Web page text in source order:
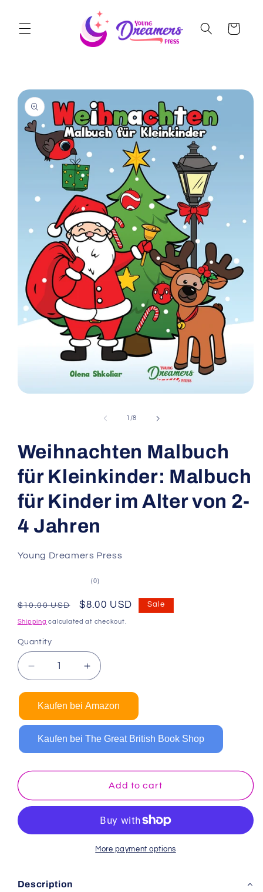
Cart
Skip to
product
information
/of
8
Weihnachten Malbuch
für Kleinkinder: Malbuch
für Kinder im Alter von 2-
4 Jahren
Young Dreamers Press
(0)0
reviews
Regular
price
$10.00 USD
Sale
price
$8.00 USD Sale
Shipping calculated at checkout.
Quantity
Decrease
quantity
Weihnachten
Malbuch
für
für
im
Increase
quantity
Weihnachten
Malbuch
für
für
Kinder
im
Alter
von
Kaufen bei Amazon
Kaufen bei The Great British Book Shop
Add to cart
More payment options
Description